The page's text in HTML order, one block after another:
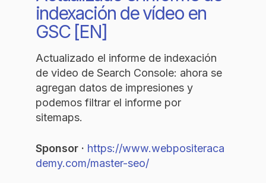
indexación de vídeo en
GSC [EN]
Actualizado el informe de indexación
de video de Search Console: ahora se
agregan datos de impresiones y
podemos filtrar el informe por
sitemaps.
Sponsor · https://www.webpositeraca
demy.com/master-seo/